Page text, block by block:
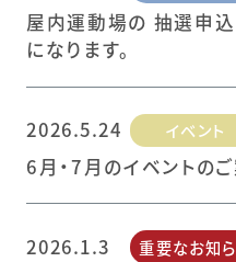
屋内運動場の 抽選申
になります。
2026.5.24 イベント
6月・7月のイベントのご
2026.1.3 重要なお知